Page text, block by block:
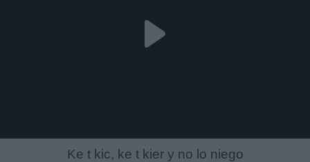
Ke t kic, ke t kier y no lo niego